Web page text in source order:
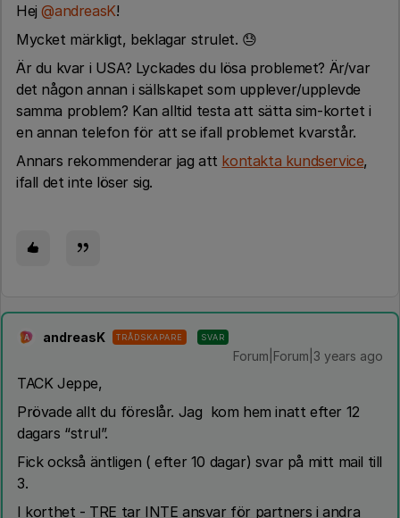
Hej@andreasK!
Mycket märkligt, beklagar strulet. 😓
Är du kvar i USA? Lyckades du lösa problemet? Är/var
det någon annan i sällskapet som upplever/upplevde
samma problem? Kan alltid testa att sätta sim-kortet i
en annan telefon för att se ifall problemet kvarstår.
Annars rekommenderar jag att kontakta kundservice,
ifall det inte löser sig.
A andreasK TRÅDSKAPARE SVAR
Forum|Forum|3 years ago
TACK Jeppe,
Prövade allt du föreslår. Jag kom hem inatt efter 12
dagars “strul”.
Fick också äntligen ( efter 10 dagar) svar på mitt mail till
3.
I korthet - TRE tar INTE ansvar för partners i andra